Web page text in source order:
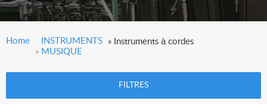
Home
»
INSTRUMENTS
MUSIQUE
» Instruments à cordes
FILTRES